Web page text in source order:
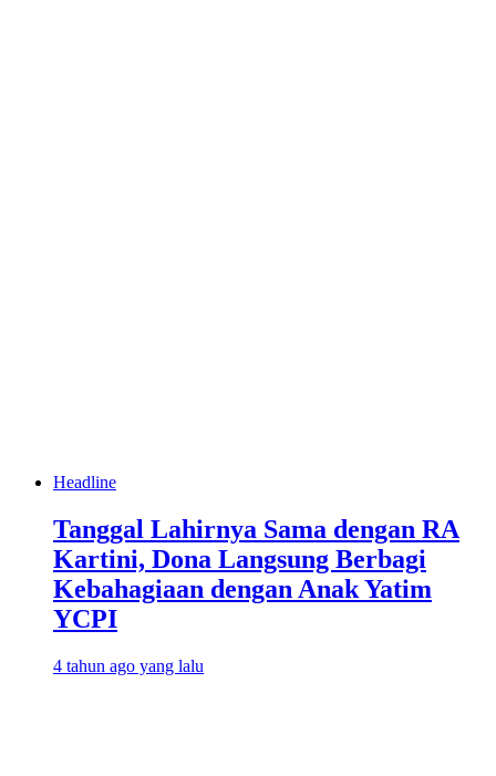
Headline
Tanggal Lahirnya Sama dengan RA
Kartini, Dona Langsung Berbagi
Kebahagiaan dengan Anak Yatim
YCPI
4 tahun ago yang lalu